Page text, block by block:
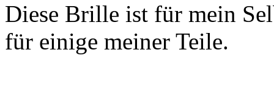
Diese Brille ist für mein
für einige meiner Teile.